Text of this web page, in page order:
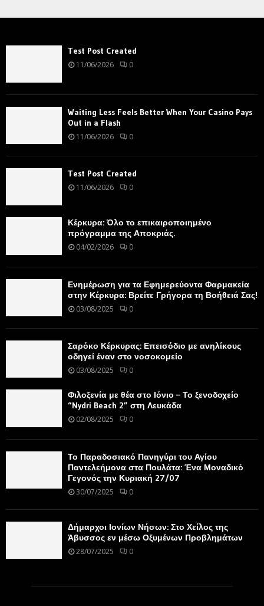
Test Post Created
11/06/2026 0
Waiting Less Feels Better When Your Casino Pays
Out in a Flash
11/06/2026 0
Test Post Created
11/06/2026 0
Κέρκυρα: Όλο το επικαιροποιημένο
πρόγραμμα της Αποκριάς.
04/02/2026 0
Ενημέρωση για τα Εφημερεύοντα Φαρμακεία
στην Κέρκυρα: Βρείτε Γρήγορα τη Βοήθειά Σας!
03/08/2025 0
Σαρόκο Κέρκυρας: Επεισόδιο με ανηλίκους
οδηγεί έναν στο νοσοκομείο
03/08/2025 0
Φιλοξενία με θέα στο Ιόνιο – Το ξενοδοχείο
“Nydri Beach 2” στη Λευκάδα
02/08/2025 0
Το Παραδοσιακό Πανηγύρι του Αγίου
Παντελεήμονα στα Πουλάτα: Ένα Μοναδικό
Γεγονός την Κυριακή 27/07
30/07/2025 0
Δήμαρχοι Ιονίων Νήσων: Στο Χείλος της
Άβυσσος εν μέσω Οξυμένων Προβλημάτων
28/07/2025 0